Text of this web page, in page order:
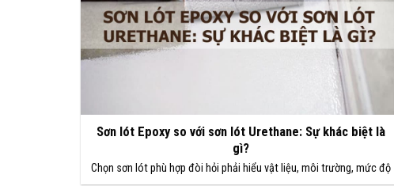
Sơn lót Epoxy so với sơn lót Urethane: Sự khác biệt là
gì?
Chọn sơn lót phù hợp đòi hỏi phải hiểu vật liệu, môi trường, mức độ